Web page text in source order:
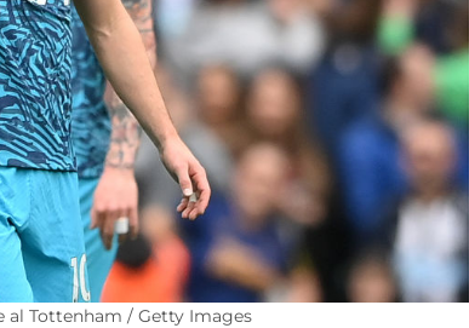
al Tottenham / Getty Images